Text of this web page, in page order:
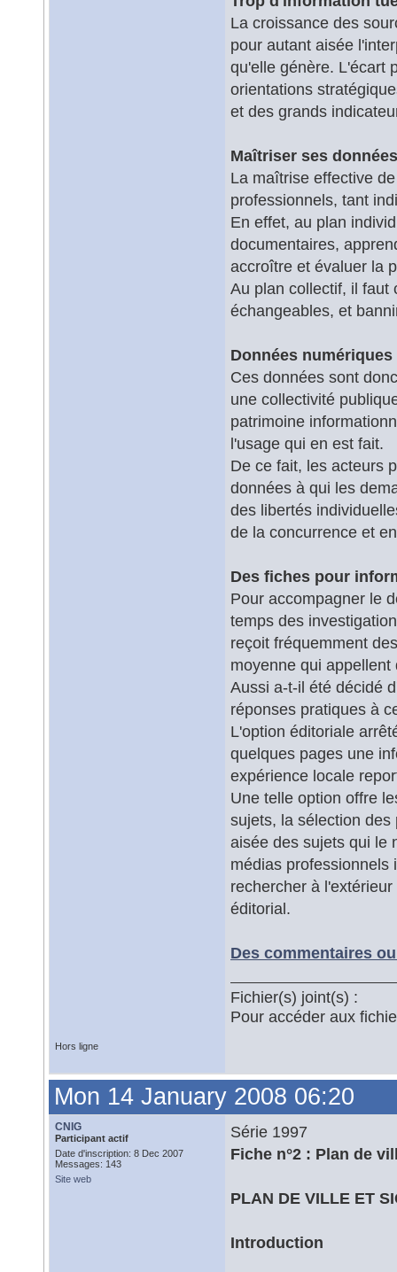
La croissance des
pour autant aisée
qu'elle génère. L'écart
orientations
et des grands
Maîtriser ses données
La maîtrise effective
professionnels, tant
En effet, au plan
documentaires,
accroître et évaluer la
Au plan collectif, il faut
échangeables, et
Données
Ces données sont
une collectivité
patrimoine
l'usage qui en est fait.
De ce fait, les acteurs
données à qui les
des libertés
de la concurrence et
Des fiches pour
Pour accompagner le
temps des
reçoit fréquemment
moyenne qui
Aussi a-t-il été décidé
réponses pratiques à
L'option éditoriale
quelques pages une
expérience locale
Une telle option offre
sujets, la sélection
aisée des sujets qui le
médias professionnels
rechercher à
éditorial.
Des commentaires
Fichier(s) joint(s) :
Pour accéder aux
Hors ligne
Mon 14 January 2008 06:20
CNIG
Participant actif
Date d'inscription: 8 Dec 2007
Messages: 143
Site web
Série 1997
Fiche n°2 : Plan de
PLAN DE VILLE ET
Introduction